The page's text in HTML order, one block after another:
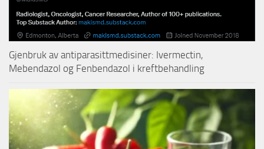
Gjenbruk av antiparasittmedisiner: Ivermectin,
Mebendazol og Fenbendazol i kreftbehandling